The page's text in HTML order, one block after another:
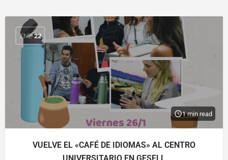
ENE 22
1 min read
VUELVE EL «CAFÉ DE IDIOMAS» AL CENTRO